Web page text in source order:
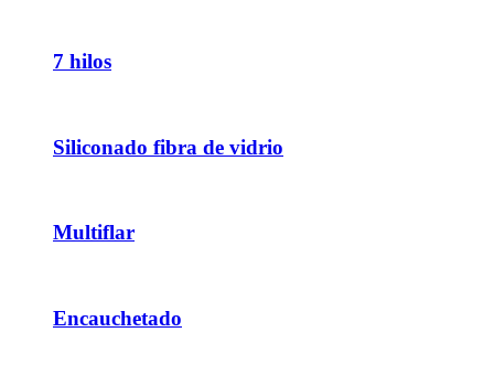
7 hilos
Siliconado fibra de vidrio
Multiflar
Encauchetado